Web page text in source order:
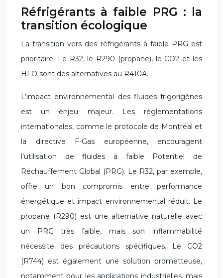
Réfrigérants à faible PRG : la
transition écologique
La transition vers des réfrigérants à faible PRG est
prioritaire. Le R32, le R290 (propane), le CO2 et les
HFO sont des alternatives au R410A.
L’impact environnemental des fluides frigorigènes
est un enjeu majeur. Les réglementations
internationales, comme le protocole de Montréal et
la directive F-Gas européenne, encouragent
l’utilisation de fluides à faible Potentiel de
Réchauffement Global (PRG). Le R32, par exemple,
offre un bon compromis entre performance
énergétique et impact environnemental réduit. Le
propane (R290) est une alternative naturelle avec
un PRG très faible, mais son inflammabilité
nécessite des précautions spécifiques. Le CO2
(R744) est également une solution prometteuse,
notamment pour les applications industrielles, mais